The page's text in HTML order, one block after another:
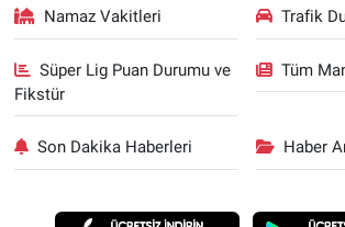
Namaz Vakitleri Trafik
Süper Lig Puan Durumu ve
Fikstür
Tüm
Son Dakika Haberleri Haber